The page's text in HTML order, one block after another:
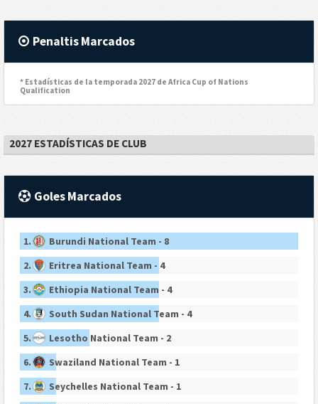
Penaltis Marcados
* Estadísticas de la temporada 2027 de Africa Cup of Nations
Qualification
2027 ESTADÍSTICAS DE CLUB
Goles Marcados
1.
Burundi National Team - 8
2.
Eritrea National Team - 4
3.
Ethiopia National Team - 4
4.
South Sudan National Team - 4
5.
Lesotho National Team - 2
6.
Swaziland National Team - 1
7.
Seychelles National Team - 1